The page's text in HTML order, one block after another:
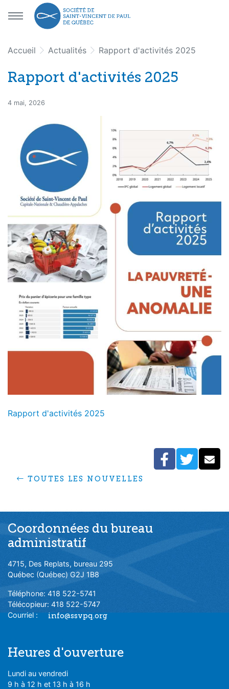
Aller au menu principal
Aller au contenu principal
Accueil Actualités Rapport d'activités 2025
Rapport d'activités 2025
4 mai, 2026
Rapport d'activités 2025
TOUTES LES NOUVELLES
Coordonnées du bureau
administratif
4715, Des Replats, bureau 295
Québec (Québec) G2J 1B8
Téléphone: 418 522-5741
Télécopieur: 418 522-5747
Courriel :
info@ssvpq.org
Heures d'ouverture
Lundi au vendredi
9 h à 12 h et 13 h à 16 h